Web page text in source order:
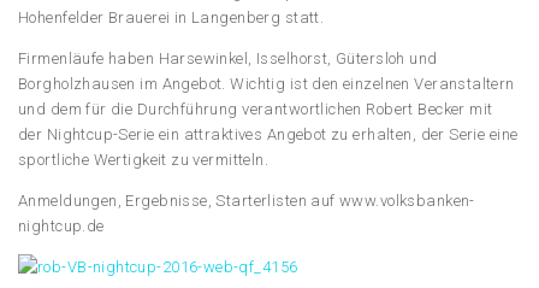
Hohenfelder Brauerei in Langenberg statt.
Firmenläufe haben Harsewinkel, Isselhorst, Gütersloh und
Borgholzhausen im Angebot. Wichtig ist den einzelnen Veranstaltern
und dem für die Durchführung verantwortlichen Robert Becker mit
der Nightcup-Serie ein attraktives Angebot zu erhalten, der Serie eine
sportliche Wertigkeit zu vermitteln.
Anmeldungen, Ergebnisse, Starterlisten auf www.volksbanken-
nightcup.de